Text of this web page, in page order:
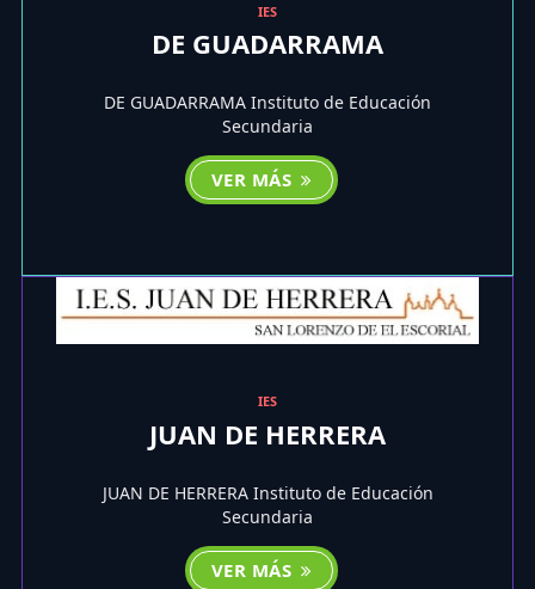
IES
DE GUADARRAMA
DE GUADARRAMA Instituto de Educación
Secundaria
VER MÁS
IES
JUAN DE HERRERA
JUAN DE HERRERA Instituto de Educación
Secundaria
VER MÁS